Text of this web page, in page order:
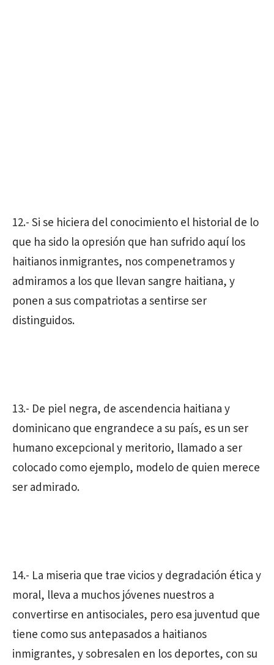
12.- Si se hiciera del conocimiento el historial de lo
que ha sido la opresión que han sufrido aquí los
haitianos inmigrantes, nos compenetramos y
admiramos a los que llevan sangre haitiana, y
ponen a sus compatriotas a sentirse ser
distinguidos.
13.- De piel negra, de ascendencia haitiana y
dominicano que engrandece a su país, es un ser
humano excepcional y meritorio, llamado a ser
colocado como ejemplo, modelo de quien merece
ser admirado.
14.- La miseria que trae vicios y degradación ética y
moral, lleva a muchos jóvenes nuestros a
convertirse en antisociales, pero esa juventud que
tiene como sus antepasados a haitianos
inmigrantes, y sobresalen en los deportes, con su